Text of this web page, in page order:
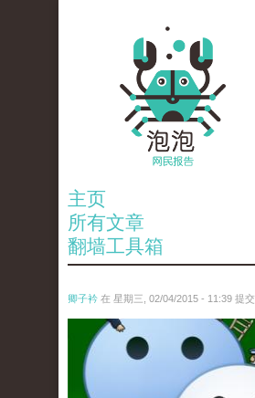
主页
所有文章
翻墙工具箱
卿子衿 在 星期三, 02/04/2015 - 11:39 提交
untitled.jpg